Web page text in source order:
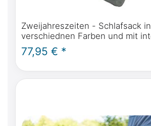
Zweijahreszeiten - Schlafsack in
verschiednen Farben und mit integriertem
Kissen 220x85cm
77,95 € *